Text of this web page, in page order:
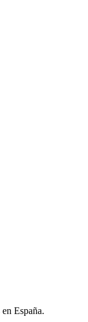
España.